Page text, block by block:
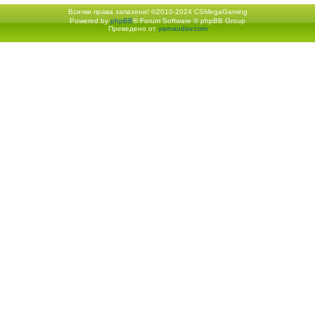
Всички права запазени! ©2010-2024 CSMegaGaming
Екип•Изтрий всички
Powered by phpBB® Forum Software © phpBB Group
Преведено от yarnaudov.com